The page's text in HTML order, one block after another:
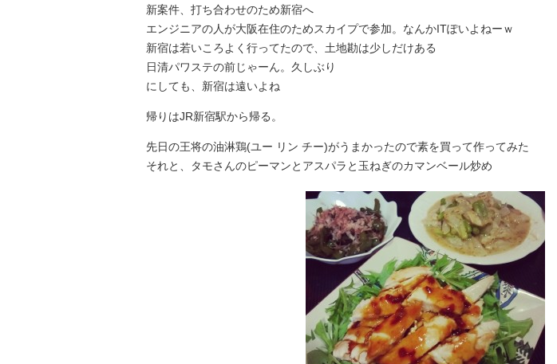
新案件、打ち合わせのため新宿へ
エンジニアの人が大阪在住のためスカイプで参加。なんかITぽいよねーｗ
新宿は若いころよく行ってたので、土地勘は少しだけある
日清パワステの前じゃーん。久しぶり
にしても、新宿は遠いよね
帰りはJR新宿駅から帰る。
先日の王将の油淋鶏(ユー リン チー)がうまかったので素を買って作ってみた
それと、タモさんのピーマンとアスパラと玉ねぎのカマンベール炒め